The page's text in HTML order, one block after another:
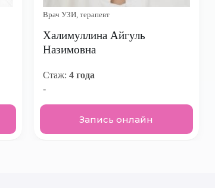
Врач УЗИ, терапевт
Халимуллина Айгуль
Назимовна
Стаж: 4 года
-
Запись онлайн